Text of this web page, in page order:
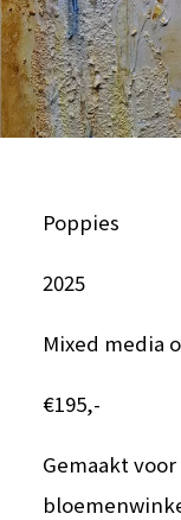
Poppies
2025
Mixed media
€195,-
Gemaakt